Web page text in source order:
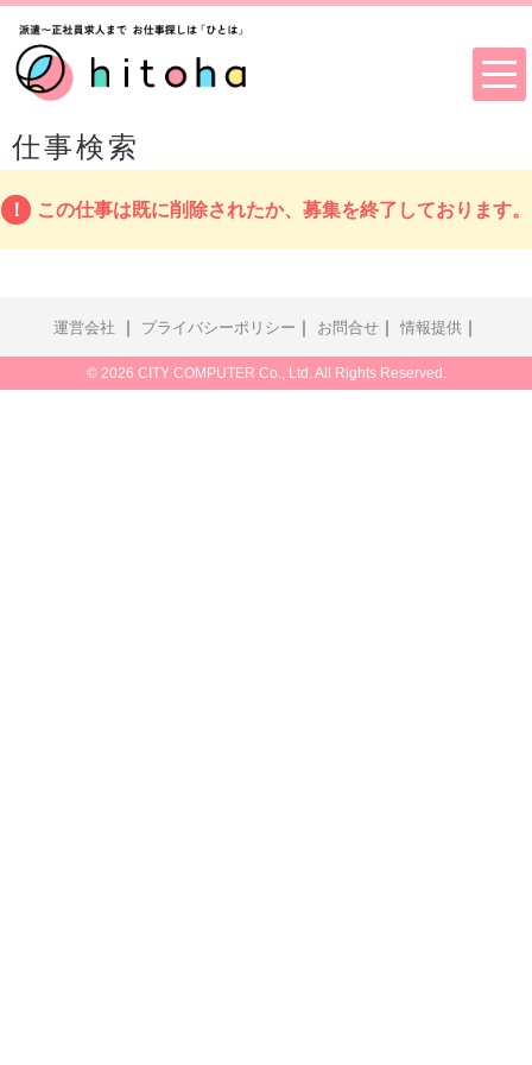
仕事検索
この仕事は既に削除されたか、募集を終了しております。
運営会社 ｜ プライバシーポリシー ｜ お問合せ ｜ 情報提供 ｜
© 2026 CITY COMPUTER Co., Ltd. All Rights Reserved.